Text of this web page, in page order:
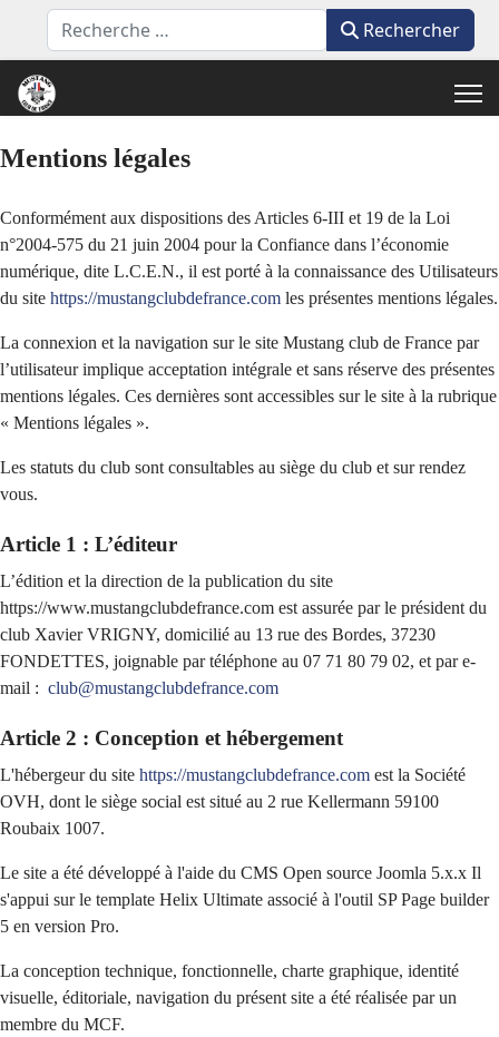
Rechercher Rechercher
Mentions légales
Conformément aux dispositions des Articles 6-III et 19 de la Loi
n°2004-575 du 21 juin 2004 pour la Confiance dans l’économie
numérique, dite L.C.E.N., il est porté à la connaissance des Utilisateurs
du site https://mustangclubdefrance.com les présentes mentions légales.
La connexion et la navigation sur le site Mustang club de France par
l’utilisateur implique acceptation intégrale et sans réserve des présentes
mentions légales. Ces dernières sont accessibles sur le site à la rubrique
« Mentions légales ».
Les statuts du club sont consultables au siège du club et sur rendez
vous.
Article 1 : L’éditeur
L’édition et la direction de la publication du site
https://www.mustangclubdefrance.com est assurée par le président du
club Xavier VRIGNY, domicilié au 13 rue des Bordes, 37230
FONDETTES, joignable par téléphone au 07 71 80 79 02, et par e-
mail : club@mustangclubdefrance.com
Article 2 : Conception et hébergement
L'hébergeur du site https://mustangclubdefrance.com est la Société
OVH, dont le siège social est situé au 2 rue Kellermann 59100
Roubaix 1007.
Le site a été développé à l'aide du CMS Open source Joomla 5.x.x Il
s'appui sur le template Helix Ultimate associé à l'outil SP Page builder
5 en version Pro.
La conception technique, fonctionnelle, charte graphique, identité
visuelle, éditoriale, navigation du présent site a été réalisée par un
membre du MCF.